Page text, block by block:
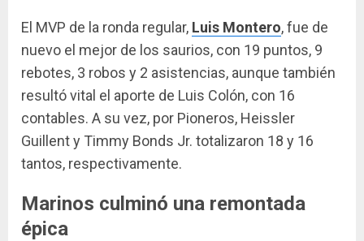
El MVP de la ronda regular, Luis Montero, fue de
nuevo el mejor de los saurios, con 19 puntos, 9
rebotes, 3 robos y 2 asistencias, aunque también
resultó vital el aporte de Luis Colón, con 16
contables. A su vez, por Pioneros, Heissler
Guillent y Timmy Bonds Jr. totalizaron 18 y 16
tantos, respectivamente.
Marinos culminó una remontada
épica